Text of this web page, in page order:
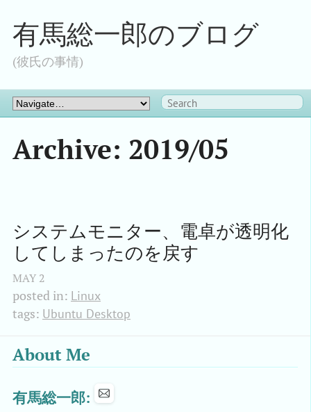
有馬総一郎のブログ
(彼氏の事情)
Archive: 2019/05
システムモニター、電卓が透明化
してしまったのを戻す
MAY 2
posted in: Linux
tags: Ubuntu Desktop
About Me
有馬総一郎: